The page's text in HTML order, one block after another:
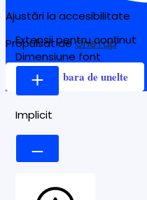
Ajustări la accesibilitate
Propulsat deOneTap
Ascunde bara de unelte
Extensii pentru conținut
Dimensiune font
Implicit